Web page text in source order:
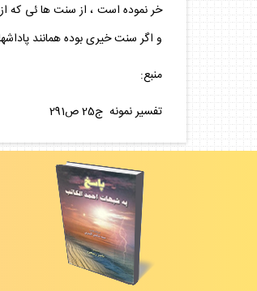
خر نموده است ، از سنت ها ئى كه از
و اگر سنت خيرى بوده همانند
منبع:
تفسير نمونه ج25 ص291